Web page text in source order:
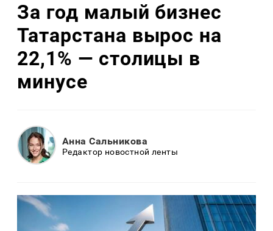
За год малый бизнес
Татарстана вырос на
22,1% — столицы в
минусе
Анна Сальникова
Редактор новостной ленты